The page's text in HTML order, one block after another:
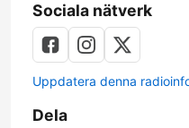
Sociala nätverk
Uppdatera denna
Dela